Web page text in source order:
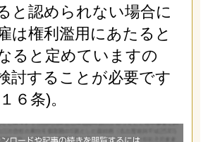
と認められない場合に
は権利濫用にあたると
ると定めていますの
討することが必要です
６条)。